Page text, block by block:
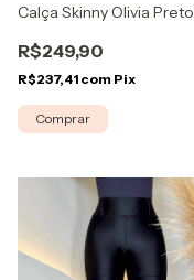
Calça Skinny Olivia Preto
R$249,90
R$237,41 com Pix
Comprar